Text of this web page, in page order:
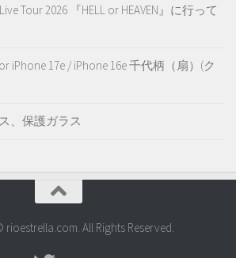
Tour 2026 『HELL or HEAVEN』に行って
iPhone 17e / iPhone 16e 千代柄（扇）(ク
、保護ガラス
All Rights Reserved.